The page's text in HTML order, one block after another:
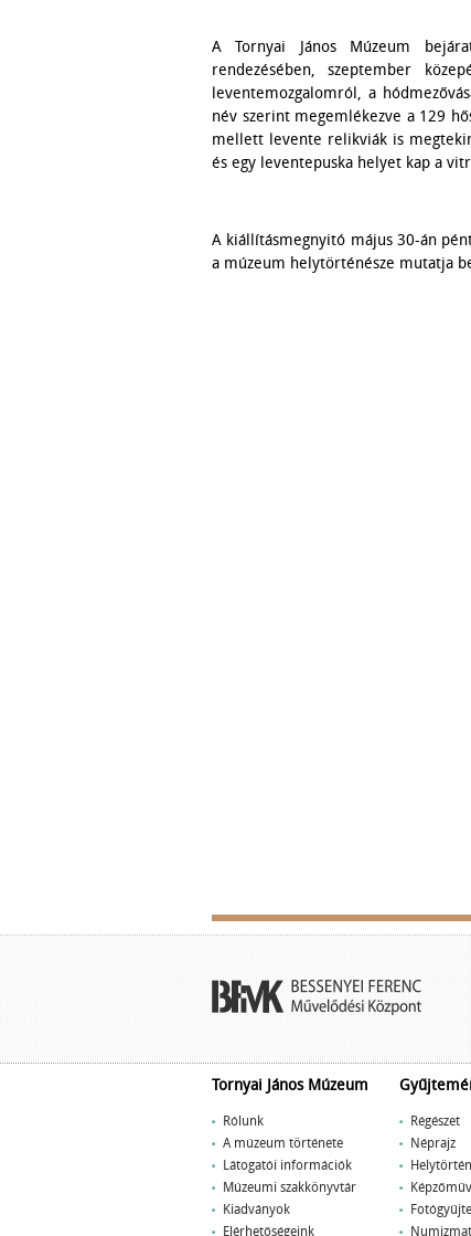
A Tornyai János Múzeum
rendezésében, szeptember
leventemozgalomról, a
név szerint megemlékezve a 129
mellett levente relikviák is
és egy leventepuska helyet kap a
A kiállításmegnyitó május 30-án
a múzeum helytörténésze mutatja
Tornyai János Múzeum
Rólunk
A múzeum története
Látogatói információk
Múzeumi szakkönyvtár
Kiadványok
Elérhetőségeink
Régészet
Néprajz